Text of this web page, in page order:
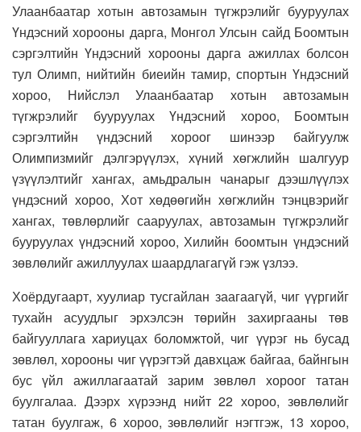
Улаанбаатар хотын автозамын түгжрэлийг бууруулах
Үндэсний хорооны дарга, Монгол Улсын сайд Боомтын
сэргэлтийн Үндэсний хорооны дарга ажиллах болсон
тул Олимп, нийтийн биеийн тамир, спортын Үндэсний
хороо, Нийслэл Улаанбаатар хотын автозамын
түгжрэлийг бууруулах Үндэсний хороо, Боомтын
сэргэлтийн үндэсний хороог шинээр байгуулж
Олимпизмийг дэлгэрүүлэх, хүний хөгжлийн шалгуур
үзүүлэлтийг хангах, амьдралын чанарыг дээшлүүлэх
үндэсний хороо, Хот хөдөөгийн хөгжлийн тэнцвэрийг
хангах, төвлөрлийг сааруулах, автозамын түгжрэлийг
бууруулах үндэсний хороо, Хилийн боомтын үндэсний
зөвлөлийг ажиллуулах шаардлагагүй гэж үзлээ.
Хоёрдугаарт, хуулиар тусгайлан заагаагүй, чиг үүргийг
тухайн асуудлыг эрхэлсэн төрийн захиргааны төв
байгууллага хариуцах боломжтой, чиг үүрэг нь бусад
зөвлөл, хорооны чиг үүрэгтэй давхцаж байгаа, байнгын
бус үйл ажиллагаатай зарим зөвлөл хороог татан
буулгалаа. Дээрх хүрээнд нийт 22 хороо, зөвлөлийг
татан буулгаж, 6 хороо, зөвлөлийг нэгтгэж, 13 хороо,